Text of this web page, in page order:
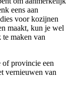
eens aan
voor kozijnen
maakt, kun je wel
maken van
of provincie een
vernieuwen van